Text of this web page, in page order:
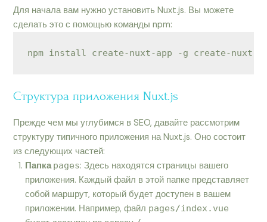
Для начала вам нужно установить Nuxt.js. Вы можете
сделать это с помощью команды npm:
npm install create-nuxt-app -g create-nuxt-
Структура приложения Nuxt.js
Прежде чем мы углубимся в SEO, давайте рассмотрим
структуру типичного приложения на Nuxt.js. Оно состоит
из следующих частей:
Папкаpages: Здесь находятся страницы вашего
приложения. Каждый файл в этой папке представляет
собой маршрут, который будет доступен в вашем
приложении. Например, файл pages/index.vue